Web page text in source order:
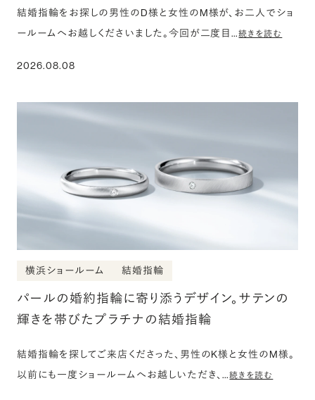
結婚指輪をお探しの男性のD様と女性のM様が、お二人でショ
ールームへお越しくださいました。今回が二度目…続きを読む
2026.08.08
横浜ショールーム 結婚指輪
パールの婚約指輪に寄り添うデザイン。サテンの
輝きを帯びたプラチナの結婚指輪
結婚指輪を探してご来店くださった、男性のK様と女性のM様。
以前にも一度ショールームへお越しいただき、…続きを読む